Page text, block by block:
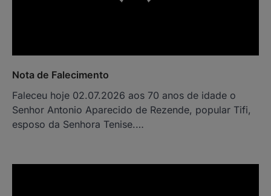
Nota de Falecimento
Faleceu hoje 02.07.2026 aos 70 anos de idade o
Senhor Antonio Aparecido de Rezende, popular Tifi,
esposo da Senhora Tenise.…